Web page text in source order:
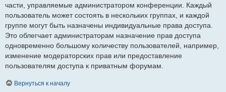
части, управляемые администратором конференции. Каждый
пользователь может состоять в нескольких группах, и каждой
группе могут быть назначены индивидуальные права доступа.
Это облегчает администраторам назначение прав доступа
одновременно большому количеству пользователей, например,
изменение модераторских прав или предоставление
пользователям доступа к приватным форумам.
Вернуться к началу